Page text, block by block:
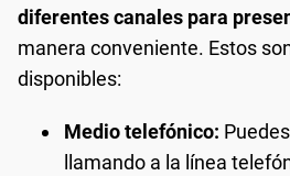
diferentes canales para
manera conveniente. Estos
disponibles:
Medio telefónico:
llamando a la línea